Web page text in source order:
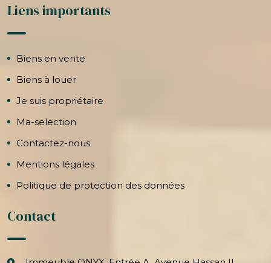
Liens importants
Biens en vente
Biens à louer
Je suis propriétaire
Ma-selection
Contactez-nous
Mentions légales
Politique de protection des données
Contact